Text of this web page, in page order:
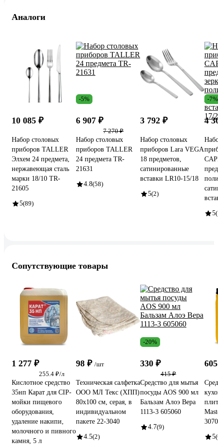
Аналоги
10 085 ₽
Набор столовых
приборов TALLER
Элхем 24 предмета,
нержавеющая сталь
марки 18/10 TR-
21605
5(89)
-5%
6 907 ₽
7 270 ₽
Набор столовых
приборов TALLER
24 предмета TR-
21631
4.8(58)
3 792 ₽
Набор столовых
приборов Lara VEGA
18 предметов,
сатинированные
вставки LR10-15/18
5(2)
-7%
4
5
Сопутствующие товары
1 277 ₽
255.4 ₽/л
Кислотное средство
35нп Карат для CIP-
мойки пищевого
оборудования,
удаление накипи,
молочного и пивного
камня, 5 л
98 ₽ /шт
Техническая салфетка
ООО МЛ Текс (ХПП)
80x100 см, серая, в
индивидуальном
пакете 22-3040
4.5(2)
-20%
330 ₽
415 ₽
Средство для мытья
посуды AOS 900 мл
Бальзам Алоэ Вера
1113-3 605060
4.7(9)
5